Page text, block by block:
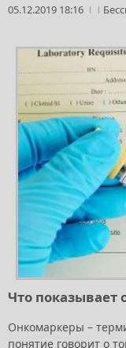
05.12.2019 18:16
Что показывает
Онкомаркеры –
понятие говорит о